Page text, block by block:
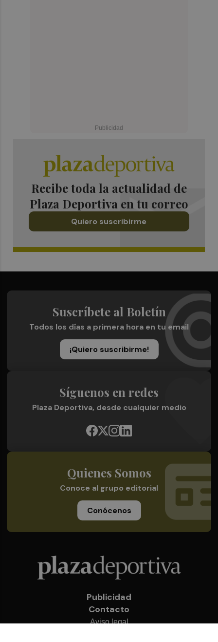
Recibe toda la actualidad de
Plaza Deportiva en tu correo
Quiero suscribirme
Suscríbete al Boletín
Todos los días a primera hora en tu email
¡Quiero suscribirme!
Síguenos en redes
Plaza Deportiva, desde cualquier medio
Quienes Somos
Conoce al grupo editorial
Conócenos
Publicidad
Contacto
Aviso legal